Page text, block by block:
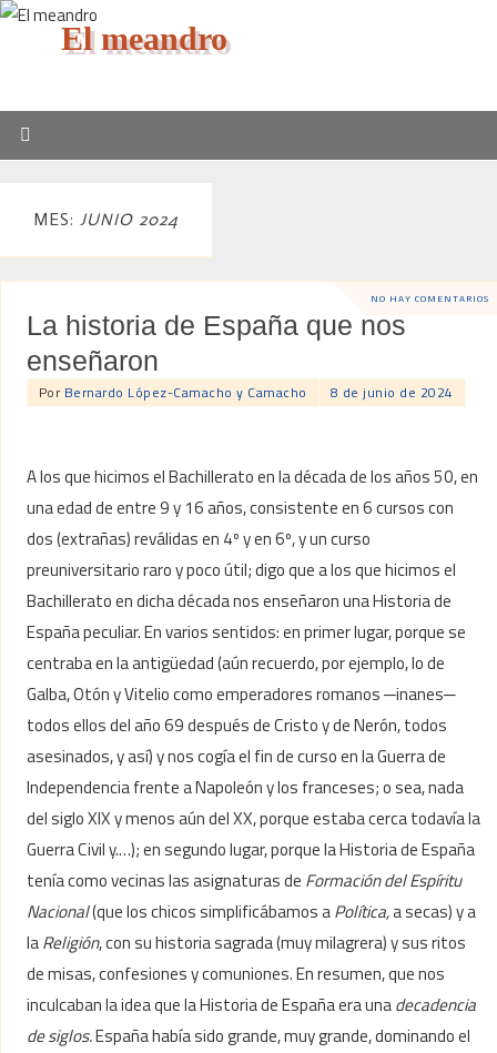
El meandro
MES: JUNIO 2024
NO HAY COMENTARIOS
La historia de España que nos
enseñaron
Por Bernardo López-Camacho y Camacho 8 de junio de 2024
A los que hicimos el Bachillerato en la década de los años 50, en
una edad de entre 9 y 16 años, consistente en 6 cursos con
dos (extrañas) reválidas en 4º y en 6º, y un curso
preuniversitario raro y poco útil; digo que a los que hicimos el
Bachillerato en dicha década nos enseñaron una Historia de
España peculiar. En varios sentidos: en primer lugar, porque se
centraba en la antigüedad (aún recuerdo, por ejemplo, lo de
Galba, Otón y Vitelio como emperadores romanos ─inanes─
todos ellos del año 69 después de Cristo y de Nerón, todos
asesinados, y así) y nos cogía el fin de curso en la Guerra de
Independencia frente a Napoleón y los franceses; o sea, nada
del siglo XIX y menos aún del XX, porque estaba cerca todavía la
Guerra Civil y.…); en segundo lugar, porque la Historia de España
tenía como vecinas las asignaturas de Formación del Espíritu
Nacional(que los chicos simplificábamos aPolítica,a secas) y a
laReligión, con su historia sagrada (muy milagrera) y sus ritos
de misas, confesiones y comuniones. En resumen, que nos
inculcaban la idea que la Historia de España era unadecadencia
de siglos.España había sido grande, muy grande, dominando el